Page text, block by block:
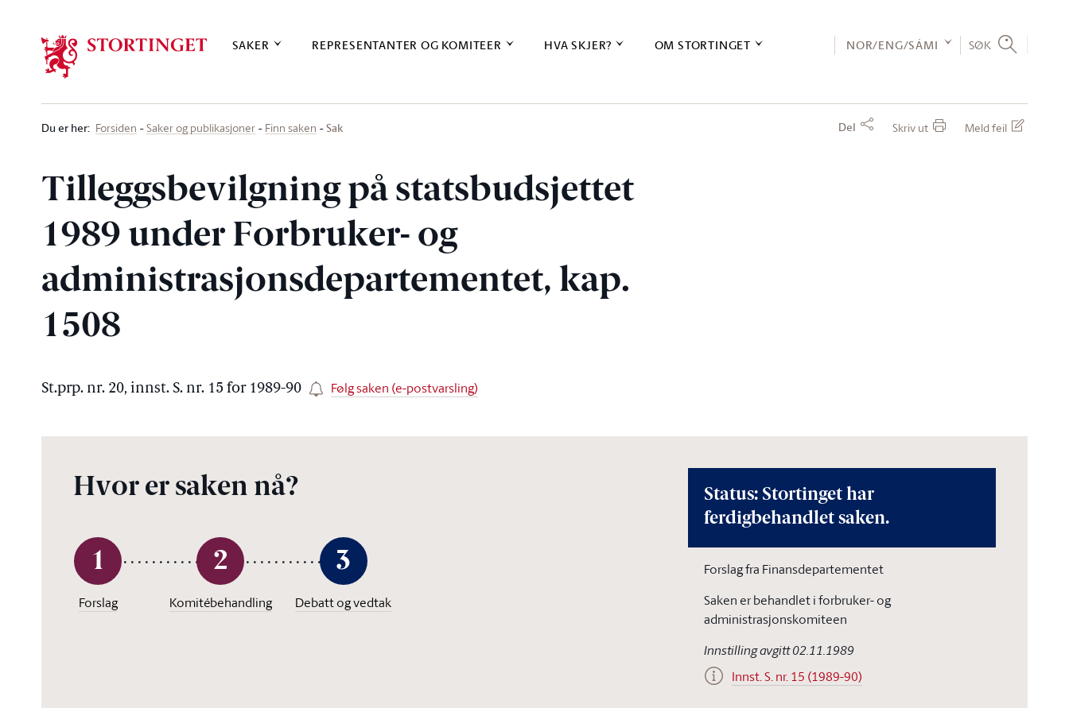
SAKER REPRESENTANTER OG KOMITEER HVA SKJER? OM STORTINGET NOR/ENG/SÁMI SØK
Du er her: Forsiden Saker og publikasjoner Finn saken Sak Del Skriv ut Meld feil
Tilleggsbevilgning på statsbudsjettet
1989 under Forbruker- og
administrasjonsdepartementet, kap.
1508
St.prp. nr. 20, innst. S. nr. 15 for 1989-90 Følg saken (e-postvarsling)
Hvor er saken nå?
1
Forslag
2
Komitébehandling
3
Debatt og vedtak
Status: Stortinget har
ferdigbehandlet saken.
Forslag fra Finansdepartementet
Saken er behandlet i forbruker- og
administrasjonskomiteen
Innstilling avgitt 02.11.1989
Innst. S. nr. 15 (1989-90)